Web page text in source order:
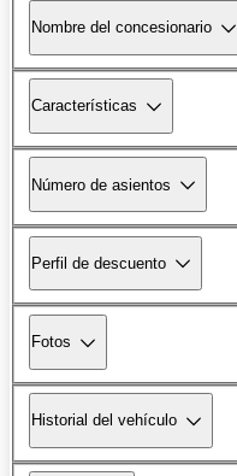
Nombre del concesionario
Características
Número de asientos
Perfil de descuento
Fotos
Historial del vehículo